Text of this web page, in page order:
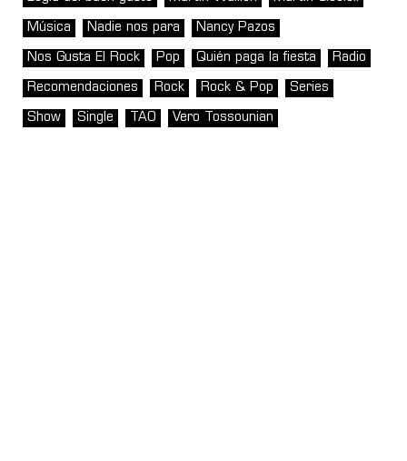
Música Nadie nos para Nancy Pazos
Nos Gusta El Rock Pop Quién paga la fiesta Radio
Recomendaciones Rock Rock & Pop Series
Show Single TAO Vero Tossounian